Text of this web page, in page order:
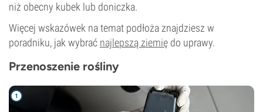
niż obecny kubek lub doniczka.
Więcej wskazówek na temat podłoża znajdziesz w
poradniku, jak wybrać najlepszą ziemię do uprawy.
Przenoszenie rośliny